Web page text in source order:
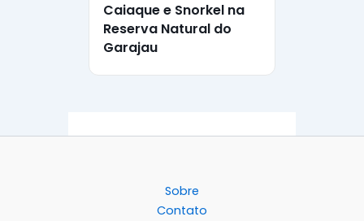
Caiaque e Snorkel na
Reserva Natural do
Garajau
Sobre
Contato